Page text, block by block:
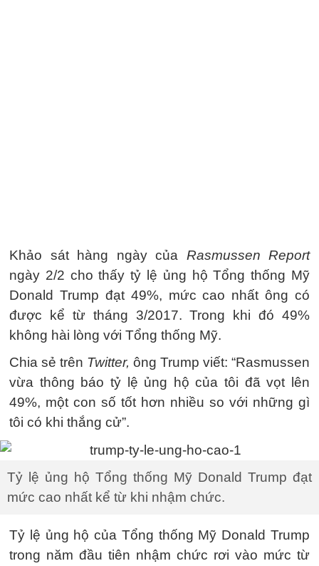
Khảo sát hàng ngày của Rasmussen Report
ngày 2/2 cho thấy tỷ lệ ủng hộ Tổng thống Mỹ
Donald Trump đạt 49%, mức cao nhất ông có
được kể từ tháng 3/2017. Trong khi đó 49%
không hài lòng với Tổng thống Mỹ.
Chia sẻ trên Twitter, ông Trump viết: “Rasmussen
vừa thông báo tỷ lệ ủng hộ của tôi đã vọt lên
49%, một con số tốt hơn nhiều so với những gì
tôi có khi thắng cử”.
Tỷ lệ ủng hộ Tổng thống Mỹ Donald Trump đạt
mức cao nhất kể từ khi nhậm chức.
Tỷ lệ ủng hộ của Tổng thống Mỹ Donald Trump
trong năm đầu tiên nhậm chức rơi vào mức từ